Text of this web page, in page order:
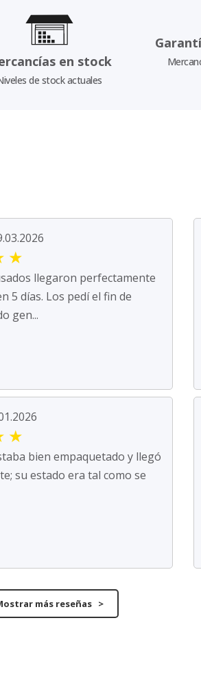
en stock
de stock actuales
★
llegaron perfectamente
5 días. Los pedí el fin de
gen...
★
bien empaquetado y llegó
su estado era tal como se
más reseñas >